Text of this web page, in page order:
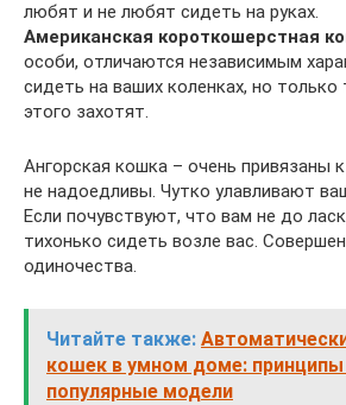
любят и не любят сидеть на руках.
Американская короткошерстная
особи, отличаются независимым
сидеть на ваших коленках, но только
этого захотят.
Ангорская кошка – очень привязаны
не надоедливы. Чутко улавливают
Если почувствуют, что вам не до
тихонько сидеть возле вас.
одиночества.
Читайте также:
кошек в умном доме:
популярные модели